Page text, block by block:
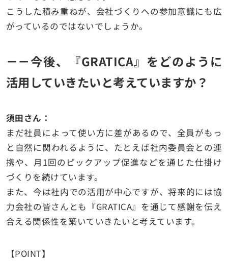
こうした積み重ねが、会社づくりへの参加意識にも広
がっているのではないでしょうか。
－－今後、『GRATICA』をどのように
活用していきたいと考えていますか？
須田さん：
まだ社員によって使い方に差があるので、全員がもっ
と自然に関われるように、たとえば社内委員会との連
携や、月1回のピックアップ促進などを通じた仕掛け
づくりを続けています。
また、今は社内での活用が中心ですが、将来的には協
力会社の皆さんとも『GRATICA』を通じて感謝を伝え
合える関係性を築いていきたいと考えています。
【POINT】